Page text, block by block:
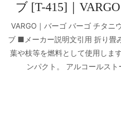
ブ [T-415]｜
VARGO｜バーゴ バーゴ チタニ
ブ ■メーカー説明文引用 折り畳
葉や枝等を燃料として使用しま
ンパクト。 アルコールス